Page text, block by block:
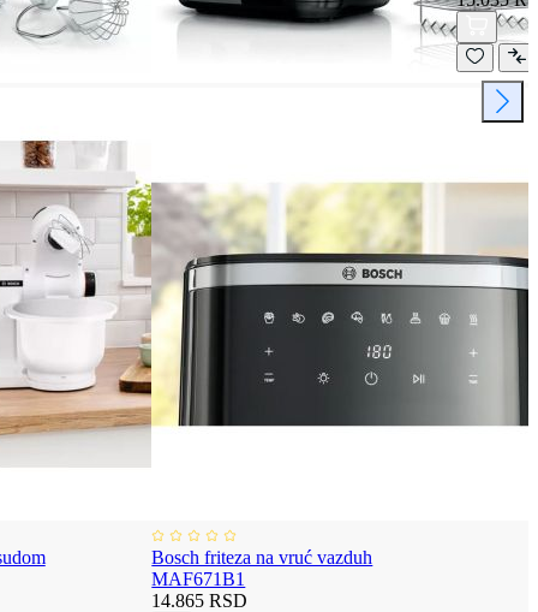
Bosch friteza na vruć vazduh
MAF671B1
14.865 RSD